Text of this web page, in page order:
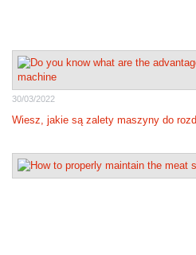
30/03/2022
Wiesz, jakie są zalety maszyny do